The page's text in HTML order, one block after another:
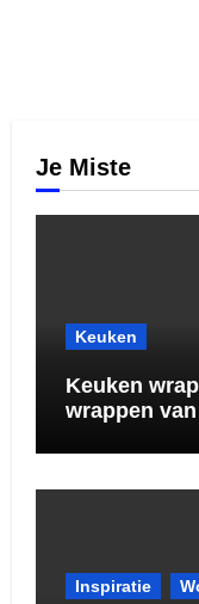
Je Miste
Keuken
Keuken
wrappen
Inspiratie